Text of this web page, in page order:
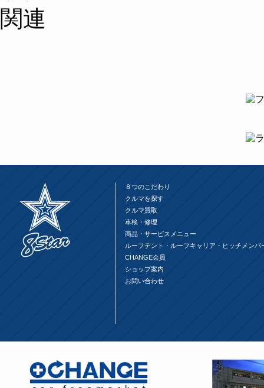
関連
８つのこだわり
クルマを探す
クルマ買取
車検・修理
商品・サービスメニュー
ルーフテント・ルーフキャリア・ヒッチメンバ
CHANGE会員
ショップ案内
お問い合わせ